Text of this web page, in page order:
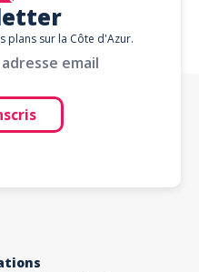
plans sur la Côte d'Azur.
email